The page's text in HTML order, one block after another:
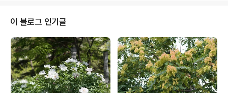
의"입니다. 학명 Indigofera amblyantha Craib 분류
식물계 └ 속씨식물문 └ 쌍떡잎식물강 └ 콩목 └ 콩과 └ 땅
비싸리속 └ 큰낭아초 다른이름 큰낭아초(큰狼牙草) 원산
지 중국 참고자료
이 블로그 인기글